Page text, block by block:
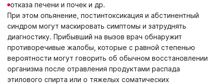
отказа печени и почек и др.
При этом опьянение, постинтоксикация и абстинентный
синдром могут маскировать симптомы и затруднять
диагностику. Прибывший на вызов врач обнаружит
противоречивые жалобы, которые с равной степенью
вероятности могут говорить об обычном восстановлении
организма после отравления продуктами распада
этилового спирта или о тяжелых соматических